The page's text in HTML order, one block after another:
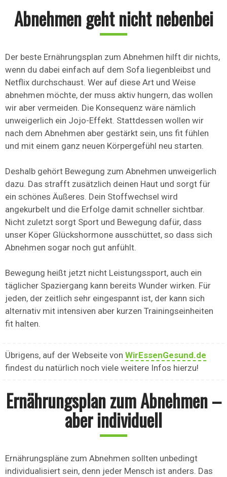
Abnehmen geht nicht nebenbei
Der beste Ernährungsplan zum Abnehmen hilft dir nichts,
wenn du dabei einfach auf dem Sofa liegenbleibst und
Netflix durchschaust. Wer auf diese Art und Weise
abnehmen möchte, der muss aktiv hungern, das wollen
wir aber vermeiden. Die Konsequenz wäre nämlich
unweigerlich ein Jojo-Effekt. Stattdessen wollen wir
nach dem Abnehmen aber gestärkt sein, uns fit fühlen
und mit einem ganz neuen Körpergefühl neu starten.
Deshalb gehört Bewegung zum Abnehmen unweigerlich
dazu. Das strafft zusätzlich deinen Haut und sorgt für
ein schönes Äußeres. Dein Stoffwechsel wird
angekurbelt und die Erfolge damit schneller sichtbar.
Nicht zuletzt sorgt Sport und Bewegung dafür, dass
unser Köper Glückshormone ausschüttet, so dass sich
Abnehmen sogar noch gut anfühlt.
Bewegung heißt jetzt nicht Leistungssport, auch ein
täglicher Spaziergang kann bereits Wunder wirken. Für
jeden, der zeitlich sehr eingespannt ist, der kann sich
alternativ mit intensiven aber kurzen Trainingseinheiten
fit halten.
Übrigens, auf der Webseite von WirEssenGesund.de
findest du natürlich noch viele weitere Infos hierzu!
Ernährungsplan zum Abnehmen –
aber individuell
Ernährungspläne zum Abnehmen sollten unbedingt
individualisiert sein, denn jeder Mensch ist anders. Das